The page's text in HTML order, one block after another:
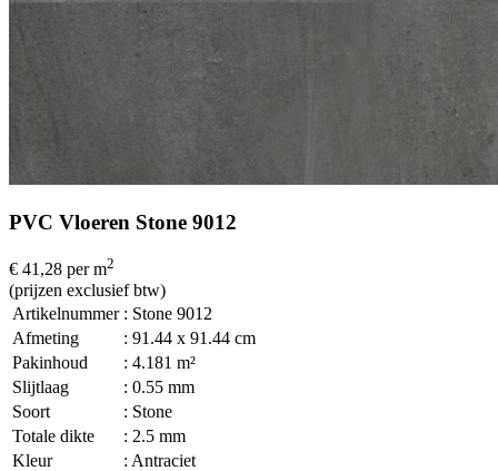
PVC Vloeren Stone 9012
€ 41,28 per m2
(prijzen exclusief btw)
Artikelnummer : Stone 9012
Afmeting
: 91.44 x 91.44 cm
Pakinhoud
: 4.181 m²
Slijtlaag
: 0.55 mm
Soort
: Stone
Totale dikte
: 2.5 mm
Kleur
: Antraciet